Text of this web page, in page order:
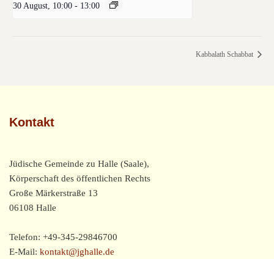
30 August, 10:00 - 13:00
Kabbalath Schabbat
Kontakt
Jüdische Gemeinde zu Halle (Saale),
Körperschaft des öffentlichen Rechts
Große Märkerstraße 13
06108 Halle
Telefon: +49-345-29846700
E-Mail: kontakt@jghalle.de